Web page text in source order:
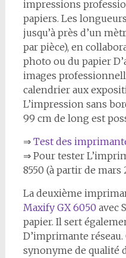
impressions
papiers. Les
jusqu’à près d’un
par pièce), en
photo ou du papier
images
calendrier aux
L’impression sans
99 cm de long est
⇒ Test des
⇒ Pour tester
8550 (à partir de mars
La deuxième
Maxify GX 6050 avec
papier. Il sert
D’imprimante
synonyme de qualité